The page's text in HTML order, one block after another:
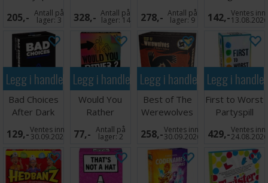
205,- Antall på
lager:3
Brettspill
328,- Antall på
lager: 14
Kortspill
(Norske
regler)
278,- Antall på
lager:9 142,-Ventes inn
13.08.2026
Legg i handlekurven
Bad Choices
After Dark
Partyspill
129,-Ventes inn
30.09.2026
Legg i handlekurven
Would You
Rather
Partyspill
77,- Antall på
lager:2
Legg i handlekurven
Best of The
Werewolves
of Millers
Hollow
258,-Ventes inn
30.09.2026
Legg i
First to Worst
Partyspill
429,-Ventes inn
24.08.2026